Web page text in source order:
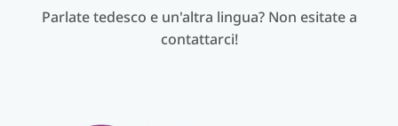
Parlate tedesco e un'altra lingua? Non esitate a
contattarci!